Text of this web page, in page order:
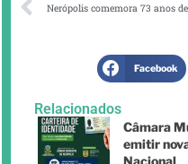
Facebook
Relacionados
Câmara
emitir
Nacional